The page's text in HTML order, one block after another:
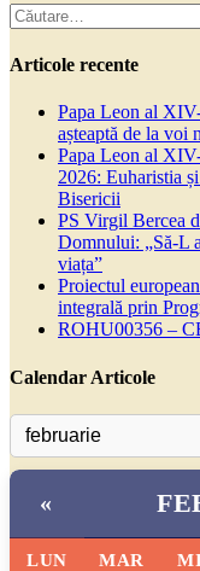
Caută
după:
Articole recente
Papa Leon al
așteaptă de la voi
Papa Leon al
2026: Euharistia
Bisericii
PS Virgil Bercea
Domnului: „Să-L
viața”
Proiectul
integrală prin
ROHU00356 –
Calendar Articole
«
LUN MAR